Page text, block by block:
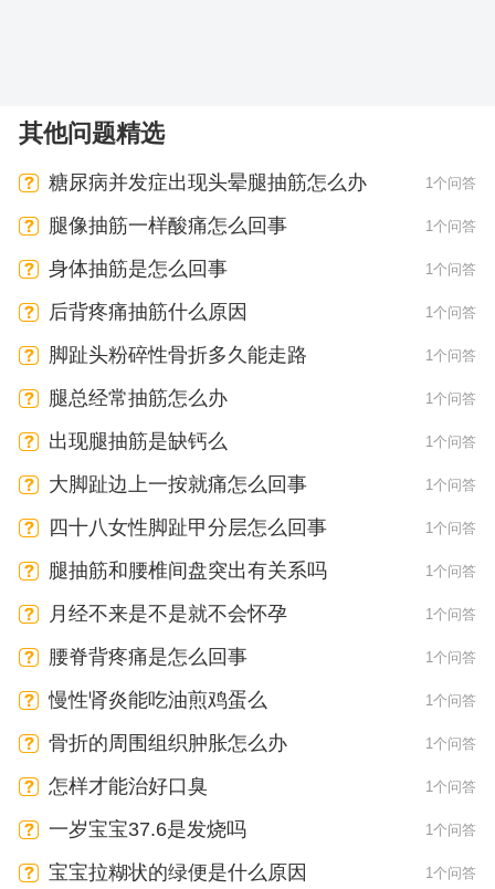
其他问题精选
糖尿病并发症出现头晕腿抽筋怎么办 1个问答
腿像抽筋一样酸痛怎么回事 1个问答
身体抽筋是怎么回事 1个问答
后背疼痛抽筋什么原因 1个问答
脚趾头粉碎性骨折多久能走路 1个问答
腿总经常抽筋怎么办 1个问答
出现腿抽筋是缺钙么 1个问答
大脚趾边上一按就痛怎么回事 1个问答
四十八女性脚趾甲分层怎么回事 1个问答
腿抽筋和腰椎间盘突出有关系吗 1个问答
月经不来是不是就不会怀孕 1个问答
腰脊背疼痛是怎么回事 1个问答
慢性肾炎能吃油煎鸡蛋么 1个问答
骨折的周围组织肿胀怎么办 1个问答
怎样才能治好口臭 1个问答
一岁宝宝37.6是发烧吗 1个问答
宝宝拉糊状的绿便是什么原因 1个问答